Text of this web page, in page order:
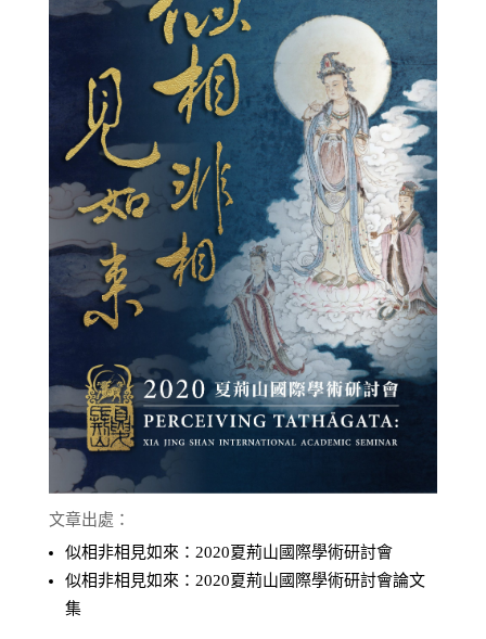
文章出處：
似相非相見如來：2020夏荊山國際學術研討會
似相非相見如來：2020夏荊山國際學術研討會論文
集